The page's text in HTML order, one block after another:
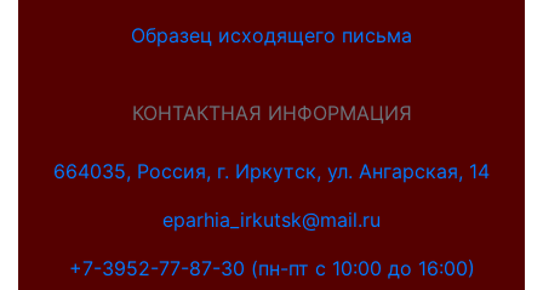
Образец исходящего письма
КОНТАКТНАЯ ИНФОРМАЦИЯ
664035, Россия, г. Иркутск, ул. Ангарская, 14
eparhia_irkutsk@mail.ru
+7-3952-77-87-30 (пн-пт с 10:00 до 16:00)